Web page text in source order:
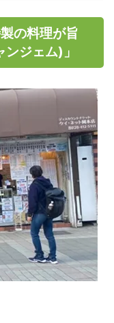
の料理が旨
ジェム)」